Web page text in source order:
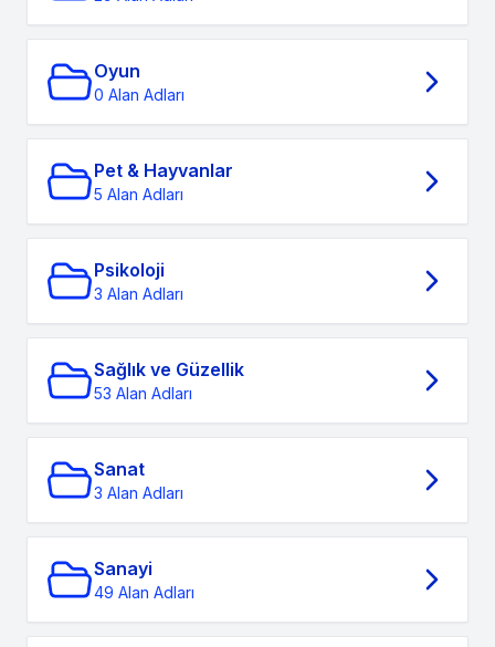
Oyun
0 Alan Adları
Pet & Hayvanlar
5 Alan Adları
Psikoloji
3 Alan Adları
Sağlık ve Güzellik
53 Alan Adları
Sanat
3 Alan Adları
Sanayi
49 Alan Adları